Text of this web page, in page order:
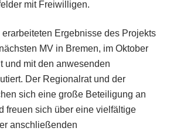
mit Freiwilligen.
Ergebnisse des Projekts
MV in Bremen, im Oktober
und mit den anwesenden
Der Regionalrat und der
sich eine große Beteiligung an
freuen sich über eine vielfältige
anschließenden